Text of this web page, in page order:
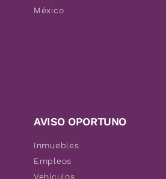
México
AVISO OPORTUNO
Inmuebles
Empleos
Vehículos